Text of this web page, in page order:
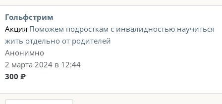
Гольфстрим
Акция Поможем подросткам с инвалидностью научиться
жить отдельно от родителей
Анонимно
2 марта 2024 в 12:44
300 ₽